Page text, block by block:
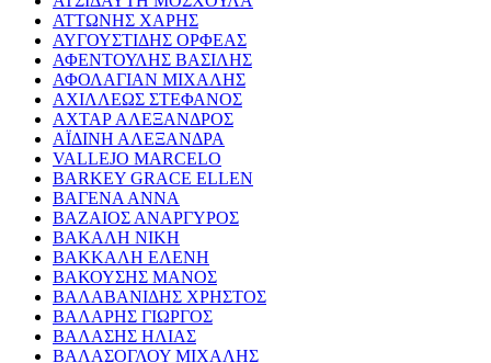
ΑΤΤΩΝΗΣ ΧΑΡΗΣ
ΑΥΓΟΥΣΤΙΔΗΣ ΟΡΦΕΑΣ
ΑΦΕΝΤΟΥΛΗΣ ΒΑΣΙΛΗΣ
ΑΦΟΛΑΓΙΑΝ ΜΙΧΑΛΗΣ
ΑΧΙΛΛΕΩΣ ΣΤΕΦΑΝΟΣ
ΑΧΤΑΡ ΑΛΕΞΑΝΔΡΟΣ
ΑΪΔΙΝΗ ΑΛΕΞΑΝΔΡΑ
VALLEJO MARCELO
BARKEY GRACE ELLEN
ΒΑΓΕΝΑ ΑΝΝΑ
ΒΑΖΑΙΟΣ ΑΝΑΡΓΥΡΟΣ
ΒΑΚΑΛΗ ΝΙΚΗ
ΒΑΚΚΑΛΗ ΕΛΕΝΗ
ΒΑΚΟΥΣΗΣ ΜΑΝΟΣ
ΒΑΛΑΒΑΝΙΔΗΣ ΧΡΗΣΤΟΣ
ΒΑΛΑΡΗΣ ΓΙΩΡΓΟΣ
ΒΑΛΑΣΗΣ ΗΛΙΑΣ
ΒΑΛΑΣΟΓΛΟΥ ΜΙΧΑΛΗΣ